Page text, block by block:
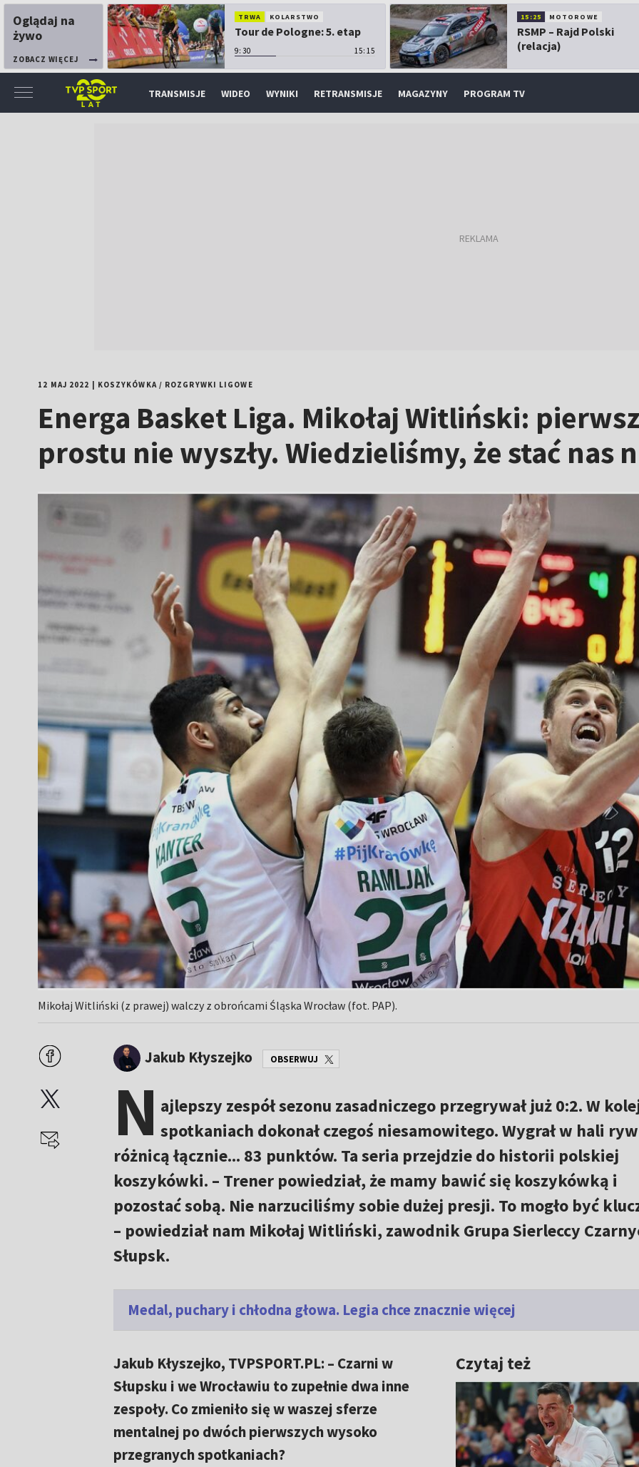
Oglądaj na
żywo
ZOBACZ WIĘCEJ
TRWA KOLARSTWO
Tour de Pologne: 5. etap
9:30 15:15
15:25 MOTOROWE
RSMP – Rajd Polski
(relacja)
TRANSMISJE WIDEO WYNIKI RETRANSMISJE MAGAZYNY PROGRAM TV
12 MAJ 2022 KOSZYKÓWKA/ ROZGRYWKI LIGOWE
Energa Basket Liga. Mikołaj Witliński:
prostu nie wyszły. Wiedzieliśmy, że stać nas
Mikołaj Witliński (z prawej) walczy z obrońcami Śląska Wrocław (fot. PAP).
Jakub Kłyszejko OBSERWUJ
N ajlepszy zespół sezonu zasadniczego przegrywał już 0:2. W
spotkaniach dokonał czegoś niesamowitego. Wygrał w hali
różnicą łącznie... 83 punktów. Ta seria przejdzie do historii polskiej
koszykówki. – Trener powiedział, że mamy bawić się koszykówką i
pozostać sobą. Nie narzuciliśmy sobie dużej presji. To mogło być
– powiedział nam Mikołaj Witliński, zawodnik Grupa Sierleccy
Słupsk.
Medal, puchary i chłodna głowa. Legia chce znacznie więcej
Czytaj też
Jakub Kłyszejko, TVPSPORT.PL: – Czarni w
Słupsku i we Wrocławiu to zupełnie dwa inne
zespoły. Co zmieniło się w waszej sferze
mentalnej po dwóch pierwszych wysoko
przegranych spotkaniach?